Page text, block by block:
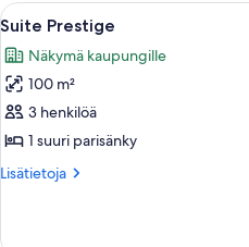
Avaa
kaikki
huonetyypin
Suite
Prestige
kuvat
5
Suite Prestige
Näkymä kaupungille
100 m²
3 henkilöä
1 suuri parisänky
Lisätietoja
Lisätietoja